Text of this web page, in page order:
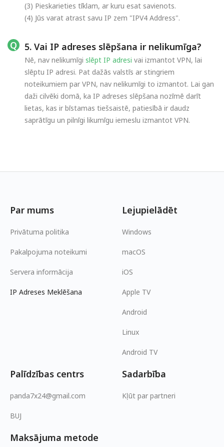
(3) Pieskarieties tīklam, ar kuru esat savienots.
(4) Jūs varat atrast savu IP zem "IPV4 Address".
5. Vai IP adreses slēpšana ir nelikumīga?
Nē, nav nelikumīgi slēpt IP adresi vai izmantot VPN, lai
slēptu IP adresi. Pat dažās valstīs ar stingriem
noteikumiem par VPN, nav nelikumīgi to izmantot. Lai gan
daži cilvēki domā, ka IP adreses slēpšana nozīmē darīt
lietas, kas ir bīstamas tiešsaistē, patiesībā ir daudz
saprātīgu un pilnīgi likumīgu iemeslu izmantot VPN.
Par mums
Privātuma politika
Pakalpojuma noteikumi
Servera informācija
IP Adreses Meklēšana
Lejupielādēt
Windows
macOS
iOS
Apple TV
Android
Linux
Android TV
Palīdzības centrs
panda7x24@gmail.com
BUJ
Sadarbība
Kļūt par partneri
Maksājuma metode